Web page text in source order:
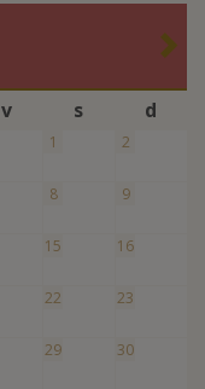
v s d
1 2
8 9
15 16
22 23
29 30